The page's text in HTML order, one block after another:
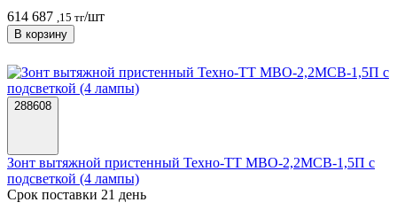
614 687 ,15 тг/шт
В корзину
288608
Зонт вытяжной пристенный Техно-ТТ МВО-2,2МСВ-1,5П с
подсветкой (4 лампы)
Срок поставки 21 день